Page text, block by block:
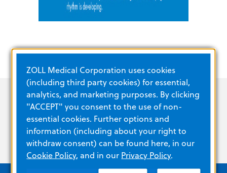
ZOLL Medical Corporation uses cookies
(including third party cookies) for essential,
analytics, and marketing purposes. By clicking
"ACCEPT" you consent to the use of non-
essential cookies. Further options and
information (including about your right to
withdraw consent) can be found here, in our
Cookie Policy, and in our Privacy Policy.